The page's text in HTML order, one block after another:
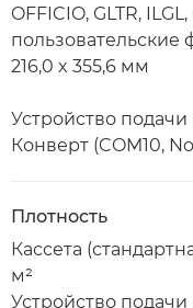
OFFICIO, GLTR,
пользовательские
216,0 x 355,6 мм
Устройство
Конверт (COM10,
Плотность
Кассета
м²
Устройство